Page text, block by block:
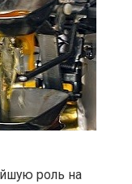
роль на